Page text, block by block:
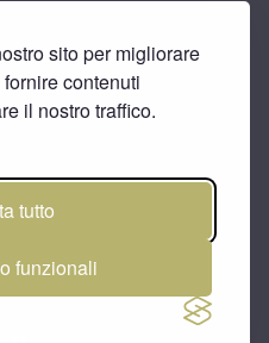
sito per migliorare
contenuti
il nostro traffico.
tutto
funzionali